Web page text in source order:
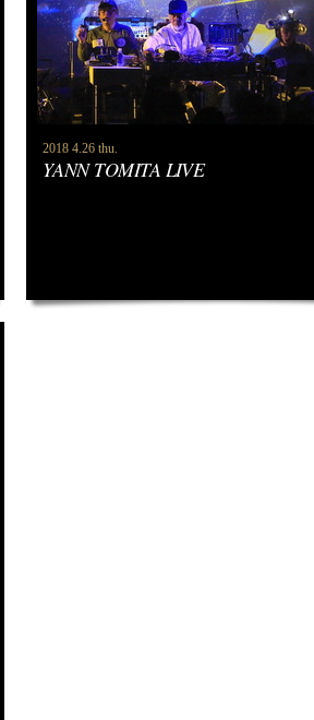
2018 4.26 thu.
YANN TOMITA LIVE